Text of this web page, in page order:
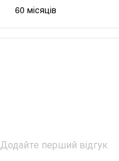
60 місяців
Додайте перший відгук